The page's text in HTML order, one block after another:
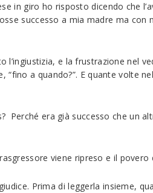
in giro ho risposto dicendo che
successo a mia madre ma
e la frustrazione nel
a quando?”. E quante volte
Perché era già successo che un
viene ripreso e il
Prima di leggerla insieme,